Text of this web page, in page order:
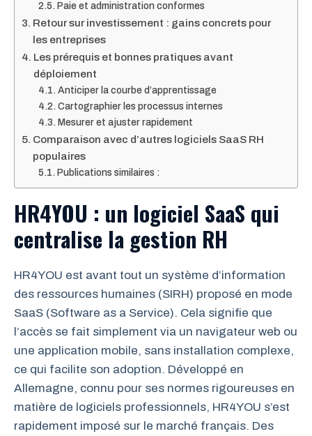
Paie et administration conformes
Retour sur investissement : gains concrets pour
les entreprises
Les prérequis et bonnes pratiques avant
déploiement
Anticiper la courbe d’apprentissage
Cartographier les processus internes
Mesurer et ajuster rapidement
Comparaison avec d’autres logiciels SaaS RH
populaires
Publications similaires :
HR4YOU : un logiciel SaaS qui
centralise la gestion RH
HR4YOU est avant tout un système d’information
des ressources humaines (SIRH) proposé en mode
SaaS (Software as a Service). Cela signifie que
l’accès se fait simplement via un navigateur web ou
une application mobile, sans installation complexe,
ce qui facilite son adoption. Développé en
Allemagne, connu pour ses normes rigoureuses en
matière de logiciels professionnels, HR4YOU s’est
rapidement imposé sur le marché français. Des